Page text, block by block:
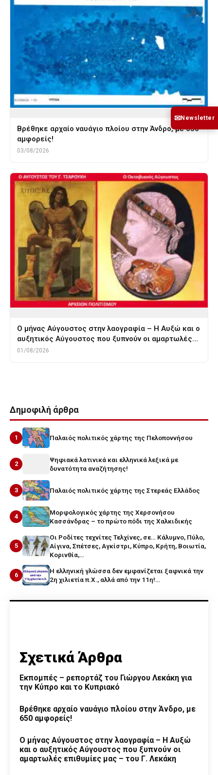
Βρέθηκε αρχαίο ναυάγιο πλοίου στην Άνδρο, με 650
αμφορείς!
03/08/2026
Ο μήνας Αύγουστος στην λαογραφία – Η Αυξώ και ο
αυξητικός Αύγουστος που ξυπνούν οι αμαρτωλές…
01/08/2026
Δημοφιλή άρθρα
1 Παλαιός πολιτικός χάρτης της Πελοποννήσου
2
Ψηφιακά λατινικά και ελληνικά λεξικά με
δυνατότητα αναζήτησης!
3 Παλαιός πολιτικός χάρτης της Στερεάς Ελλάδος
4
Μορφολογικός χάρτης της Χερσονήσου
Κασσάνδρας – το πρώτο πόδι της Χαλκιδικής
5
Οι Ροδίτες τεχνίτες Τελχίνες, σε… Κάλυμνο, Πύλο,
Αίγινα, Σπέτσες, Αγκίστρι, Κύπρο, Κρήτη, Βοιωτία,
Κορινθία,…
6
Η ελληνική γλώσσα δεν εμφανίζεται ξαφνικά την
2η χιλιετία π.Χ., αλλά από την 11η!…
Σχετικά Άρθρα
Εκπομπές – ρεπορτάζ του Γιώργου Λεκάκη για
την Κύπρο και το Κυπριακό
Βρέθηκε αρχαίο ναυάγιο πλοίου στην Άνδρο, με
650 αμφορείς!
Ο μήνας Αύγουστος στην λαογραφία – Η Αυξώ
και ο αυξητικός Αύγουστος που ξυπνούν οι
αμαρτωλές επιθυμίες μας – του Γ. Λεκάκη
✉Newsletter